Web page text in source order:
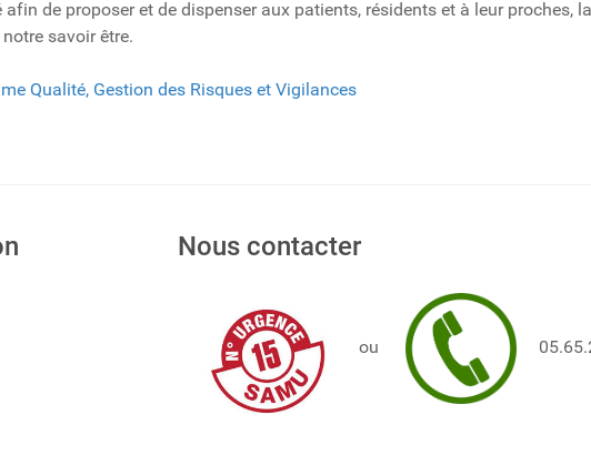
de proposer et de dispenser aux patients, résidents et à leur proches, la
savoir être.
Qualité, Gestion des Risques et Vigilances
Nous contacter
ou